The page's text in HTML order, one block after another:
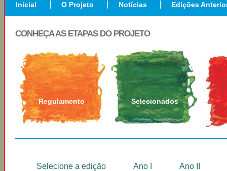
Inicial O Projeto Notícias Edições
CONHEÇA AS ETAPAS DO PROJETO
Regulamento Selecionados
Selecione a edição Ano I Ano II